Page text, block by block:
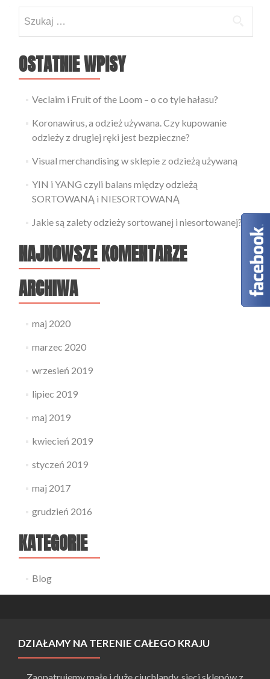
OSTATNIE WPISY
Veclaim i Fruit of the Loom – o co tyle hałasu?
Koronawirus, a odzież używana. Czy kupowanie
odzieży z drugiej ręki jest bezpieczne?
Visual merchandising w sklepie z odzieżą używaną
YIN i YANG czyli balans między odzieżą
SORTOWANĄ i NIESORTOWANĄ
Jakie są zalety odzieży sortowanej i niesortowanej?
NAJNOWSZE KOMENTARZE
ARCHIWA
maj 2020
marzec 2020
wrzesień 2019
lipiec 2019
maj 2019
kwiecień 2019
styczeń 2019
maj 2017
grudzień 2016
KATEGORIE
Blog
DZIAŁAMY NA TERENIE CAŁEGO KRAJU